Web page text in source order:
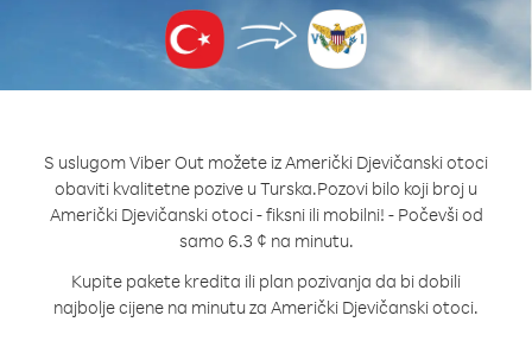
S uslugom Viber Out možete iz Američki Djevičanski otoci
obaviti kvalitetne pozive u Turska.Pozovi bilo koji broj u
Američki Djevičanski otoci - fiksni ili mobilni! - Počevši od
samo 6.3 ¢ na minutu.
Kupite pakete kredita ili plan pozivanja da bi dobili
najbolje cijene na minutu za Američki Djevičanski otoci.